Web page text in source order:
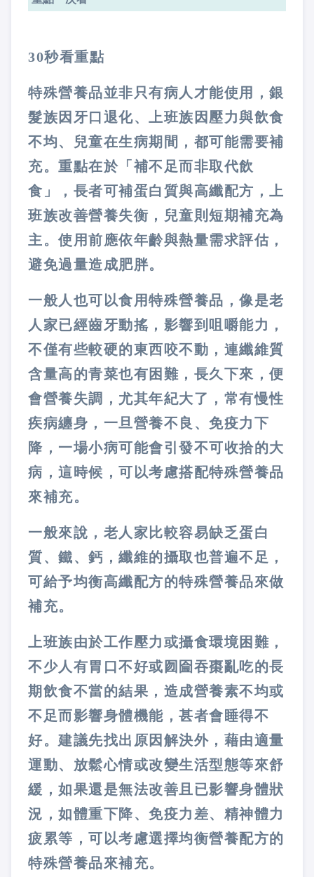
30秒看重點
特殊營養品並非只有病人才能使用，銀
髮族因牙口退化、上班族因壓力與飲食
不均、兒童在生病期間，都可能需要補
充。重點在於「補不足而非取代飲
食」，長者可補蛋白質與高纖配方，上
班族改善營養失衡，兒童則短期補充為
主。使用前應依年齡與熱量需求評估，
避免過量造成肥胖。
一般人也可以食用特殊營養品，像是老
人家已經齒牙動搖，影響到咀嚼能力，
不僅有些較硬的東西咬不動，連纖維質
含量高的青菜也有困難，長久下來，便
會營養失調，尤其年紀大了，常有慢性
疾病纏身，一旦營養不良、免疫力下
降，一場小病可能會引發不可收拾的大
病，這時候，可以考慮搭配特殊營養品
來補充。
一般來說，老人家比較容易缺乏蛋白
質、鐵、鈣，纖維的攝取也普遍不足，
可給予均衡高纖配方的特殊營養品來做
補充。
上班族由於工作壓力或攝食環境困難，
不少人有胃口不好或囫圇吞棗亂吃的長
期飲食不當的結果，造成營養素不均或
不足而影響身體機能，甚者會睡得不
好。建議先找出原因解決外，藉由適量
運動、放鬆心情或改變生活型態等來舒
緩，如果還是無法改善且已影響身體狀
況，如體重下降、免疫力差、精神體力
疲累等，可以考慮選擇均衡營養配方的
特殊營養品來補充。